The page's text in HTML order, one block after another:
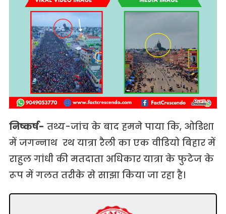
निष्कर्ष- तथ्य-जांच के बाद हमने पाया कि, ओडिशा
में जगन्नाथ रथ यात्रा रैली का एक वीडियो बिहार में
राहुल गांधी की मतदाता अधिकार यात्रा के फुटेज के
रूप में गलत तरीके से साझा किया जा रहा है।